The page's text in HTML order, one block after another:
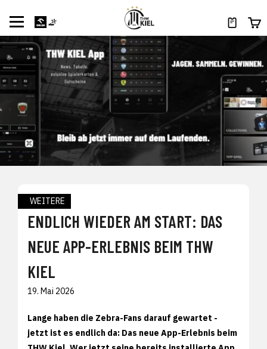
WEITERE
ENDLICH WIEDER AM START: DAS
NEUE APP-ERLEBNIS BEIM THW
KIEL
19. Mai 2026
Lange haben die Zebra-Fans darauf gewartet -
jetzt ist es endlich da: Das neue App-Erlebnis beim